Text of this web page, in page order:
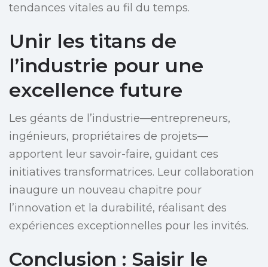
tendances vitales au fil du temps.
Unir les titans de
l’industrie pour une
excellence future
Les géants de l’industrie—entrepreneurs,
ingénieurs, propriétaires de projets—
apportent leur savoir-faire, guidant ces
initiatives transformatrices. Leur collaboration
inaugure un nouveau chapitre pour
l’innovation et la durabilité, réalisant des
expériences exceptionnelles pour les invités.
Conclusion : Saisir le